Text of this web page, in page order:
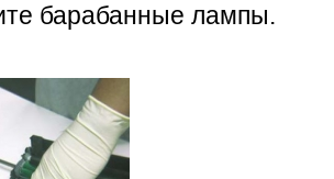
барабанные лампы.